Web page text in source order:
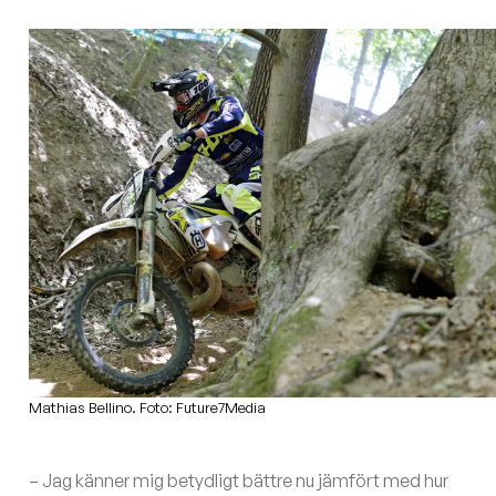
Mathias Bellino. Foto: Future7Media
– Jag känner mig betydligt bättre nu jämfört med hur